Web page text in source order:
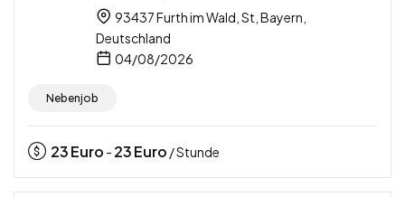
93437 Furth im Wald, St, Bayern,
Deutschland
04/08/2026
Nebenjob
23Euro - 23Euro / Stunde